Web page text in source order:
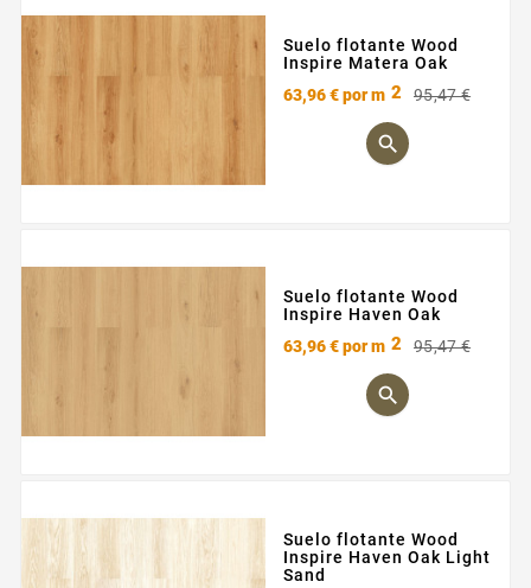
Suelo flotante Wood
Inspire Matera Oak
63,96 €por m 2 95,47 €

Suelo flotante Wood
Inspire Haven Oak
63,96 €por m 2 95,47 €

Suelo flotante Wood
Inspire Haven Oak Light
Sand